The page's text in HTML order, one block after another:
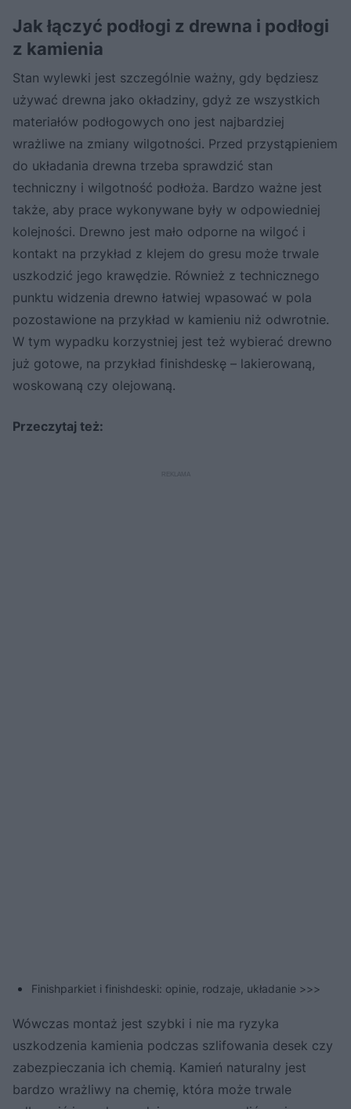
Jak łączyć podłogi z drewna i podłogi
z kamienia
Stan wylewki jest szczególnie ważny, gdy będziesz
używać drewna jako okładziny, gdyż ze wszystkich
materiałów podłogowych ono jest najbardziej
wrażliwe na zmiany wilgotności. Przed przystąpieniem
do układania drewna trzeba sprawdzić stan
techniczny i wilgotność podłoża. Bardzo ważne jest
także, aby prace wykonywane były w odpowiedniej
kolejności. Drewno jest mało odporne na wilgoć i
kontakt na przykład z klejem do gresu może trwale
uszkodzić jego krawędzie. Również z technicznego
punktu widzenia drewno łatwiej wpasować w pola
pozostawione na przykład w kamieniu niż odwrotnie.
W tym wypadku korzystniej jest też wybierać drewno
już gotowe, na przykład finishdeskę – lakierowaną,
woskowaną czy olejowaną.
Przeczytaj też:
Finishparkiet i finishdeski: opinie, rodzaje, układanie >>>
Wówczas montaż jest szybki i nie ma ryzyka
uszkodzenia kamienia podczas szlifowania desek czy
zabezpieczania ich chemią. Kamień naturalny jest
bardzo wrażliwy na chemię, która może trwale